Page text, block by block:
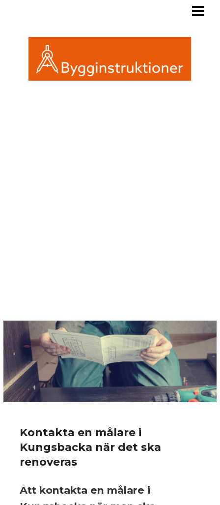
ATTEFALL ELLER FRIGGEBOD
INREDA EN FRIGGEBOD
Kontakta en målare i
Kungsbacka när det ska
renoveras
Att kontakta en målare i